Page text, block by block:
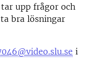
upp frågor och
bra lösningar
i